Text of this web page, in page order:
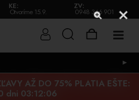
KE:
Otvoríme 15.9.
ZV:
0948 346 901
►
AŽ DO 75% PLATIA EŠTE:
dni 03:12:05